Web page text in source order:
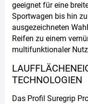
geeignet für eine
Sportwagen bis hin
ausgezeichneten
Reifen zu einem
multifunktionaler
TECHNOLOGIEN
Das Profil Suregrip